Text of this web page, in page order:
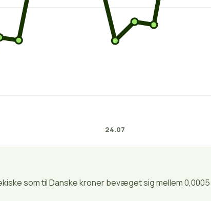
24.07
som til Danske kroner bevæget sig mellem